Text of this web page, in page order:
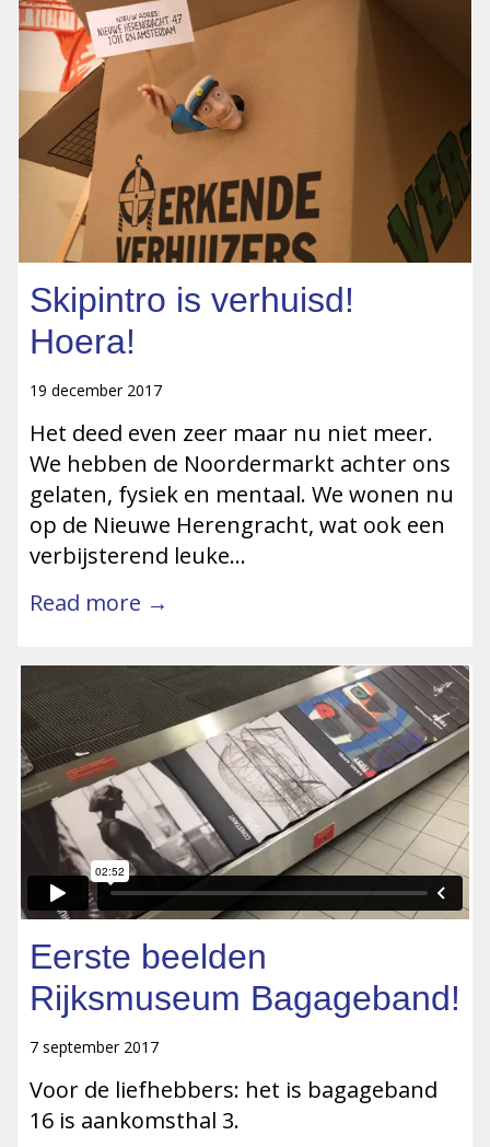
Skipintro is verhuisd!
Hoera!
19 december 2017
Het deed even zeer maar nu niet meer.
We hebben de Noordermarkt achter ons
gelaten, fysiek en mentaal. We wonen nu
op de Nieuwe Herengracht, wat ook een
verbijsterend leuke…
Read more →
Eerste beelden
Rijksmuseum Bagageband!
7 september 2017
Voor de liefhebbers: het is bagageband
16 is aankomsthal 3.